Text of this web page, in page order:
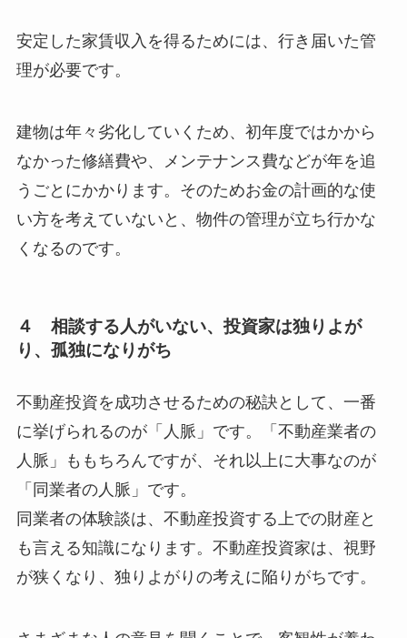
安定した家賃収入を得るためには、行き届いた管
理が必要です。
建物は年々劣化していくため、初年度ではかから
なかった修繕費や、メンテナンス費などが年を追
うごとにかかります。そのためお金の計画的な使
い方を考えていないと、物件の管理が立ち行かな
くなるのです。
４ 相談する人がいない、投資家は独りよが
り、孤独になりがち
不動産投資を成功させるための秘訣として、一番
に挙げられるのが「人脈」です。「不動産業者の
人脈」ももちろんですが、それ以上に大事なのが
「同業者の人脈」です。
同業者の体験談は、不動産投資する上での財産と
も言える知識になります。不動産投資家は、視野
が狭くなり、独りよがりの考えに陥りがちです。